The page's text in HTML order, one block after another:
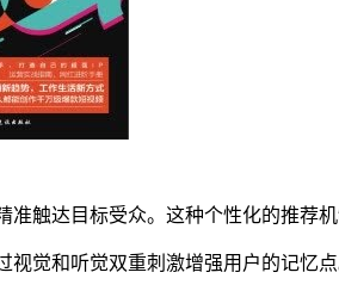
触达目标受众。这种个性化的推荐
觉和听觉双重刺激增强用户的记忆